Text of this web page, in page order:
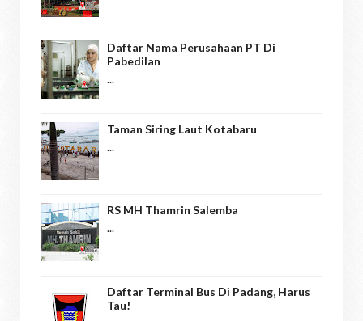
Daftar Nama Perusahaan PT Di
Pabedilan
...
Taman Siring Laut Kotabaru
...
RS MH Thamrin Salemba
...
Daftar Terminal Bus Di Padang, Harus
Tau!